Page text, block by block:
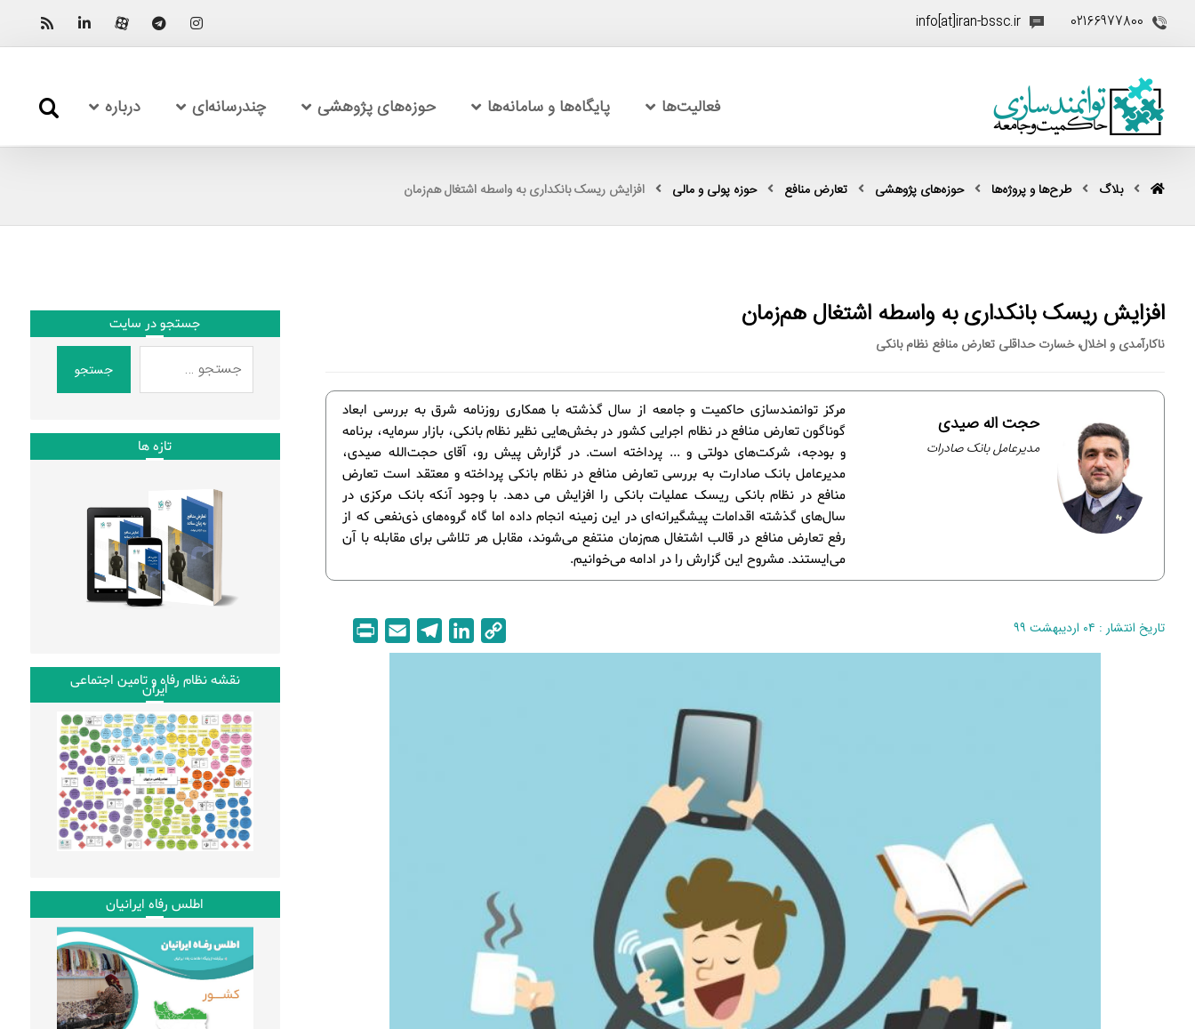
02166977800
info[at]iran-bssc.ir
فعالیت‌ها پایگاه‌ها و سامانه‌ها حوزه‌های پژوهشی چندرسانه‌ای درباره
بلاگ طرح‌ها و پروژه‌ها حوزه‌های پژوهشی تعارض منافع حوزه پولی و مالی افزایش ریسک بانکداری به واسطه اشتغال هم‌زمان
افزایش ریسک بانکداری به واسطه اشتغال هم‌زمان
ناکارآمدی و اخلال، خسارت حداقلی تعارض منافع نظام بانکی
مرکز توانمندسازی حاکمیت و جامعه از سال گذشته با همکاری روزنامه شرق به بررسی ابعاد
گوناگون تعارض منافع در نظام اجرایی کشور در بخش‌هایی نظیر نظام بانکی، بازار سرمایه، برنامه
و بودجه، شرکت‌های دولتی و ... پرداخته است. در گزارش پیش رو، آقای حجت‌الله صیدی،
مدیرعامل بانک صادارت به بررسی تعارض منافع در نظام بانکی پرداخته و معتقد است تعارض
منافع در نظام بانکی ریسک عملیات بانکی را افزایش می دهد. با وجود آنکه بانک مرکزی در
سال‌های گذشته اقدامات پیشگیرانه‌‌ای در این زمینه انجام داده اما گاه گروه‌های ذی‌نفعی که از
رفع تعارض منافع در قالب اشتغال هم‌زمان منتفع می‌شوند، مقابل هر تلاشی برای مقابله با آن
می‌ایستند. مشروح این گزارش را در ادامه می‌خوانیم.
حجت اله صیدی
مدیرعامل بانک صادرات
تاریخ انتشار : ۰۴ اردیبهشت ۹۹
o
i
e
جستجو در سایت
جستجو
تازه ها
نقشه نظام رفاه و تامین اجتماعی
ایران
اطلس رفاه ایرانیان